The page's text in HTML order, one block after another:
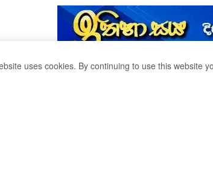
uses cookies. By continuing to use this website